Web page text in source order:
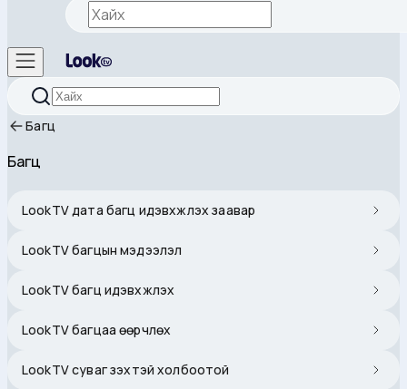
Багц
Багц
LookTV дата багц идэвхжүүлэх заавар
LookTV багцын мэдээлэл
LookTV багц идэвхжүүлэх
LookTV багцаа өөрчлөх
LookTV суваг үзэхтэй холбоотой